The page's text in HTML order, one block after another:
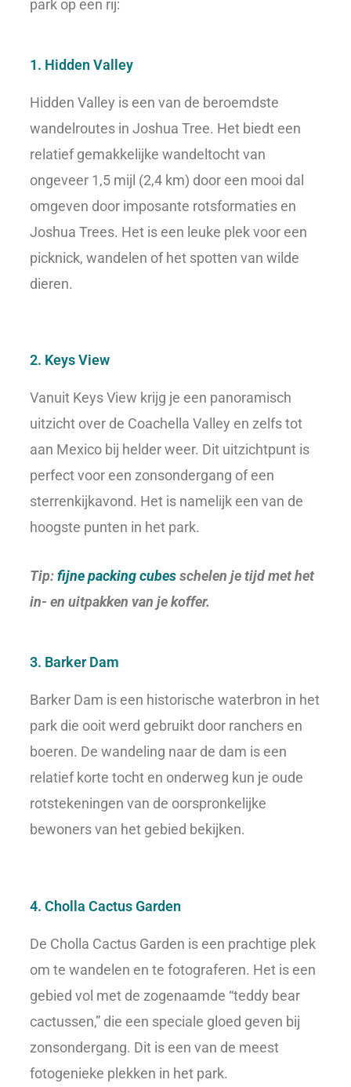
park op een rij:
1. Hidden Valley
Hidden Valley is een van de beroemdste
wandelroutes in Joshua Tree. Het biedt een
relatief gemakkelijke wandeltocht van
ongeveer 1,5 mijl (2,4 km) door een mooi dal
omgeven door imposante rotsformaties en
Joshua Trees. Het is een leuke plek voor een
picknick, wandelen of het spotten van wilde
dieren.
2. Keys View
Vanuit Keys View krijg je een panoramisch
uitzicht over de Coachella Valley en zelfs tot
aan Mexico bij helder weer. Dit uitzichtpunt is
perfect voor een zonsondergang of een
sterrenkijkavond. Het is namelijk een van de
hoogste punten in het park.
Tip:fijne packing cubesschelen je tijd met het
in- en uitpakken van je koffer.
3. Barker Dam
Barker Dam is een historische waterbron in het
park die ooit werd gebruikt door ranchers en
boeren. De wandeling naar de dam is een
relatief korte tocht en onderweg kun je oude
rotstekeningen van de oorspronkelijke
bewoners van het gebied bekijken.
4. Cholla Cactus Garden
De Cholla Cactus Garden is een prachtige plek
om te wandelen en te fotograferen. Het is een
gebied vol met de zogenaamde “teddy bear
cactussen,” die een speciale gloed geven bij
zonsondergang. Dit is een van de meest
fotogenieke plekken in het park.